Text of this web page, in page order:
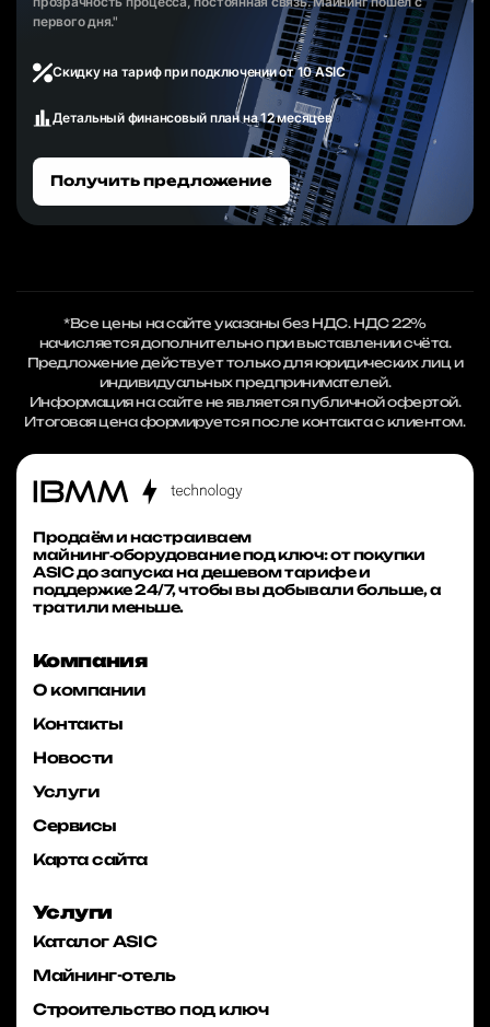
первого дня."
Скидку на тариф при подключении от 10 ASIC
Детальный финансовый план на 12 месяцев
Получить предложение
*Все цены на сайте указаны без НДС. НДС 22%
начисляется дополнительно при выставлении счёта.
Предложение действует только для юридических лиц и
индивидуальных предпринимателей.
Информация на сайте не является публичной офертой.
Итоговая цена формируется после контакта с клиентом.
Продаём и настраиваем
майнинг‑оборудование под ключ: от покупки
ASIC до запуска на дешевом тарифе и
поддержке 24/7, чтобы вы добывали больше, а
тратили меньше.
Компания
О компании
Контакты
Новости
Услуги
Сервисы
Карта сайта
Услуги
Каталог ASIC
Майнинг-отель
Строительство под ключ